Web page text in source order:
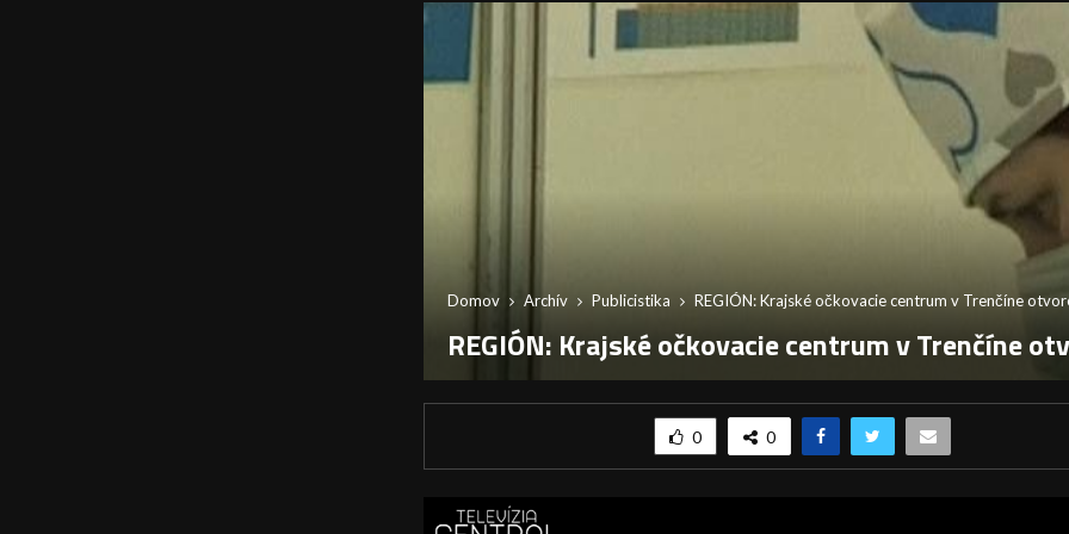
Domov Archív Publicistika REGIÓN: Krajské očkovacie centrum v Trenčíne
REGIÓN: Krajské očkovacie centrum v Trenčíne
0 0